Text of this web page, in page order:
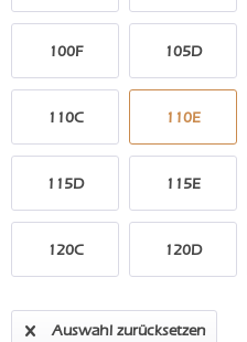
100F 105D
110C 110E
115D 115E
120C 120D
Auswahl zurücksetzen